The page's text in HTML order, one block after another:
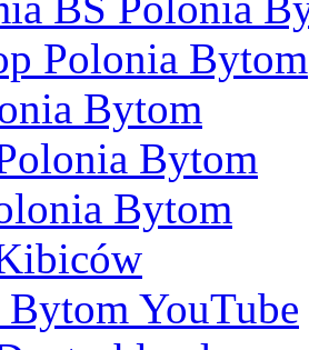
Polonia Bytom
Bytom
Bytom
Bytom
YouTube